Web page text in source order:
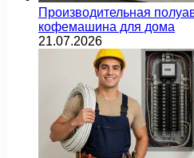
Производительная
кофемашина для дома
21.07.2026